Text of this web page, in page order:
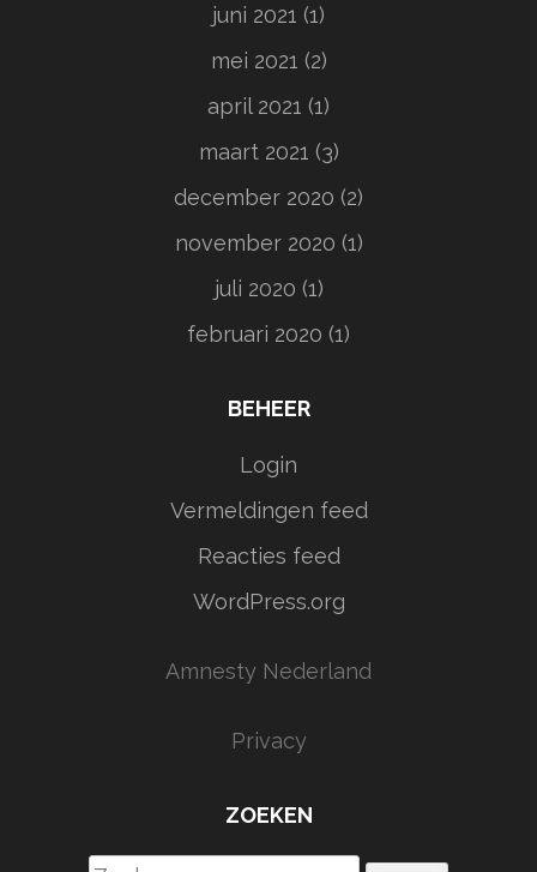
juni 2021 (1)
mei 2021 (2)
april 2021 (1)
maart 2021 (3)
december 2020 (2)
november 2020 (1)
juli 2020 (1)
februari 2020 (1)
BEHEER
Login
Vermeldingen feed
Reacties feed
WordPress.org
Amnesty Nederland
Privacy
ZOEKEN